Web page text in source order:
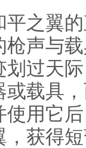
之翼
声与
过天
载具
用它
获得